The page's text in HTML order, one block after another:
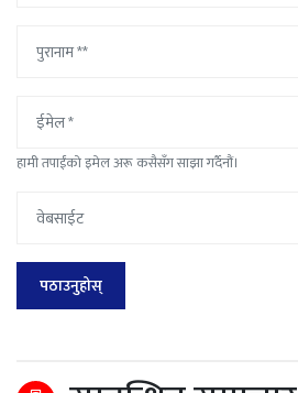
हामी तपाईंको इमेल अरू कसैसँग साझा गर्दैनौं।